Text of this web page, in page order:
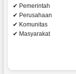
✔ Pemerintah
✔ Perusahaan
✔ Komunitas
✔ Masyarakat